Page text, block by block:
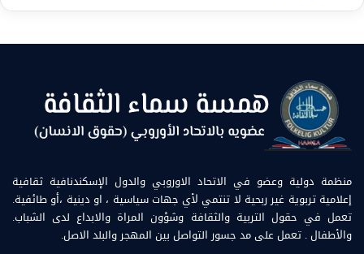
منظمة دولية وعضو في الاتحاد الاوروبي والدول الإسكندنافية ثقافية
إعلامية تربوية غير ربحية لا تنتمي لأي جهات سياسية ، او دينية ،أو طائفية.
تعمل في حقول التربية والثقافة وشؤون المراة والابداع لدى الشباب.
والأطفال . تعمل على مد جسور التواصل بين المهجر والبلد الاصل.